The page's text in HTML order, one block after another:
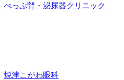
べっぷ腎・泌尿器クリニック
焼津こがわ眼科